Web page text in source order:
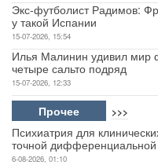
Экс-футболист Радимов:
у такой Испании
15-07-2026, 15:54
Илья Малинин удивил мир
четыре сальто подряд
15-07-2026, 12:33
Прочее >>>
Психиатрия для
точной дифференциальной
6-08-2026, 01:10